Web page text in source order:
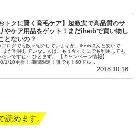
おトクに賢く育毛ケア】超激安で高品質のサ
やケア用品をゲット！まだiherbで買い物し
とないの？
ブログでも散々紹介していますが、iherbほんと安いで
ね～ ひとまず。 【キャンペーン情報】
1/10更新！ 期間限定！誰でも！60ドル...
2018.10.16
読めます。